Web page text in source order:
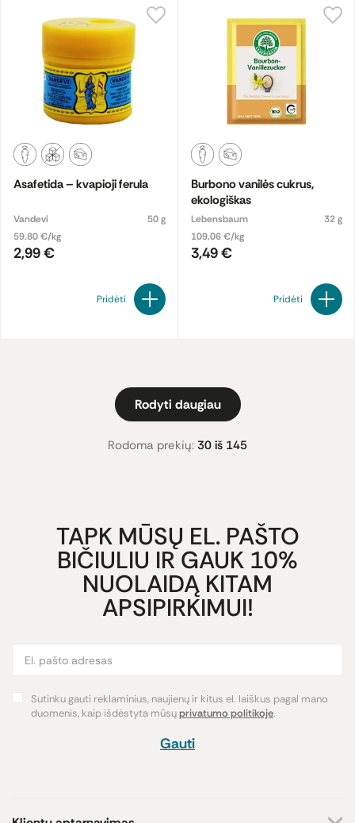
Asafetida – kvapioji ferula
Vandevi
50 g
59.80 €/kg
2,99 €
Pridėti
Burbono vanilės cukrus,
ekologiškas
Lebensbaum
32 g
109.06 €/kg
3,49 €
Pridėti
Rodyti daugiau
Rodoma prekių: 30 iš 145
TAPK MŪSŲ EL. PAŠTO
BIČIULIU IR GAUK 10%
NUOLAIDĄ KITAM
APSIPIRKIMUI!
Sutinku gauti reklaminius, naujienų ir kitus el. laiškus pagal mano
duomenis, kaip išdėstyta mūsųprivatumo politikoje.
Gauti